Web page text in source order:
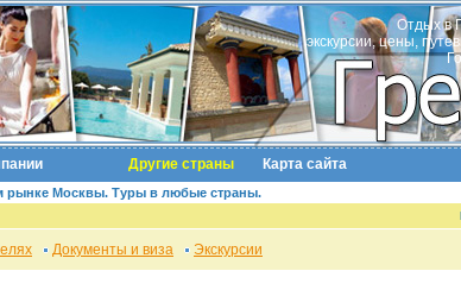
Отдых в
экскурсии, цены,
Другие страны Карта сайта
рынке Москвы. Туры в любые страны.
Документы и виза Экскурсии